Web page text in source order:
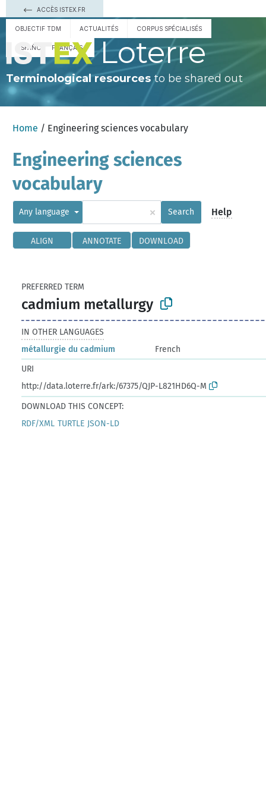
ACCÈS ISTEX.FR
OBJECTIF TDM ACTUALITÉS CORPUS SPÉCIALISÉS
ESPAÑOL FRANÇAIS Loterre
Terminological resourcesto be shared out
Home / Engineering sciences vocabulary
Engineering sciences
vocabulary
Any language × Search Help
ALIGN ANNOTATE DOWNLOAD
PREFERRED TERM
cadmium metallurgy
IN OTHER LANGUAGES
métallurgie du cadmium
French
URI
http://data.loterre.fr/ark:/67375/QJP-L821HD6Q-M
DOWNLOAD THIS CONCEPT:
RDF/XML TURTLE JSON-LD